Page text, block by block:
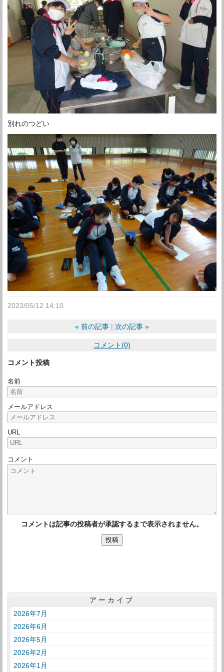
別れのつどい
2023/05/12 14:10
« 前の記事 次の記事 »
コメント(0)
コメント投稿
名前
メールアドレス
URL
コメント
コメントは記事の投稿者が承認するまで表示されません。
アーカイブ
2026年7月
2026年6月
2026年5月
2026年2月
2026年1月